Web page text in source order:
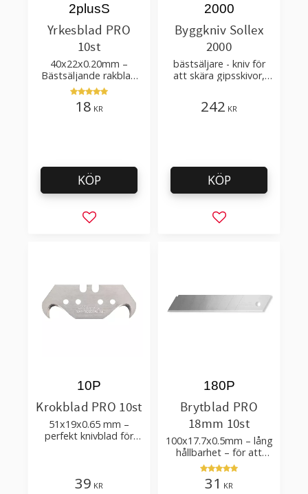
Yrkesblad PRO
10st
40x22x0.20mm –
Bästsäljande rakblad
för att skära tapet, tyg,
filt, hobby bruk
2plusS
18 KR
Lägg till i favoriter
KÖP
Byggkniv Sollex
2000
bästsäljare - kniv för
att skära gipsskivor,
2000
242 KR
Lägg till i
KÖP
Krokblad PRO 10st
51x19x0.65 mm –
perfekt knivblad för
10P
39 KR
Brytblad PRO
18mm 10st
100x17.7x0.5mm – lång
hållbarhet – för att
skära kartong, tapet
och golvmaterial
180P
31 KR